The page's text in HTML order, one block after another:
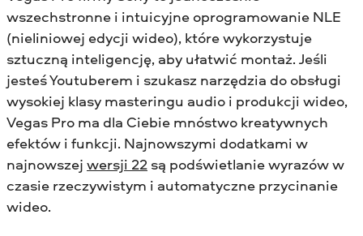
wszechstronne i intuicyjne oprogramowanie NLE
(nieliniowej edycji wideo), które wykorzystuje
sztuczną inteligencję, aby ułatwić montaż. Jeśli
jesteś Youtuberem i szukasz narzędzia do obsługi
wysokiej klasy masteringu audio i produkcji wideo,
Vegas Pro ma dla Ciebie mnóstwo kreatywnych
efektów i funkcji. Najnowszymi dodatkami w
najnowszej wersji 22 są podświetlanie wyrazów w
czasie rzeczywistym i automatyczne przycinanie
wideo.